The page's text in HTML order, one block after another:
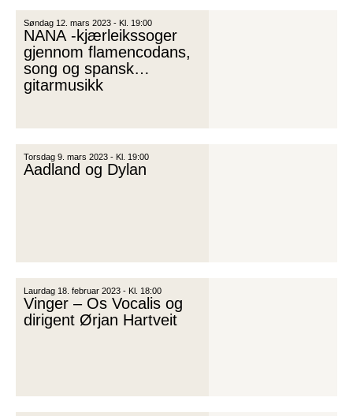
Søndag 12. mars 2023 - Kl. 19:00
NANA -kjærleikssoger
gjennom flamencodans,
song og spansk
gitarmusikk
Torsdag 9. mars 2023 - Kl. 19:00
Aadland og Dylan
Laurdag 18. februar 2023 - Kl. 18:00
Vinger – Os Vocalis og
dirigent Ørjan Hartveit